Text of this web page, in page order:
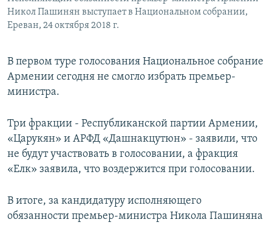
Все сайты Радио Азатутюн
Никол Пашинян выступает в Национальном собрании,
Ереван, 24 октября 2018 г.
В первом туре голосования Национальное собрание
Армении сегодня не смогло избрать премьер-
министра.
Три фракции - Республиканской партии Армении,
«Царукян» и АРФД «Дашнакцутюн» - заявили, что
не будут участвовать в голосовании, а фракция
«Елк» заявила, что воздержится при голосовании.
В итоге, за кандидатуру исполняющего
обязанности премьер-министра Никола Пашиняна